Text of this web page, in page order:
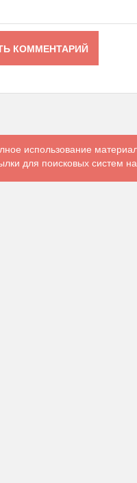
использование
для поисковых систем